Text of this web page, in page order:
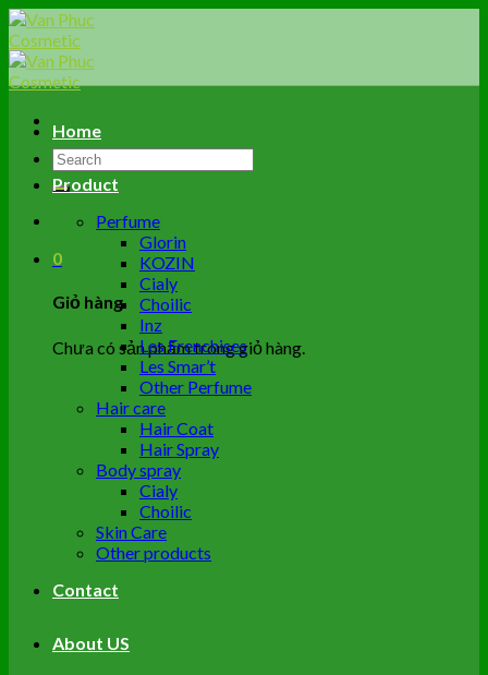
Skip
to
content
Tìm
kiếm:
0
Giỏ hàng
Chưa có sản phẩm trong giỏ hàng.
Home
Product
Perfume
Glorin
KOZIN
Cialy
Choilic
Inz
Les Frenchises
Les Smar’t
Other Perfume
Hair care
Hair Coat
Hair Spray
Body spray
Cialy
Choilic
Skin Care
Other products
Contact
About US